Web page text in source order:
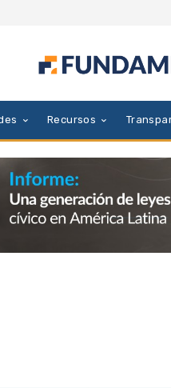
Recursos